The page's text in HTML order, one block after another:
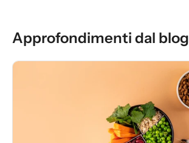
Approfondimenti dal blog